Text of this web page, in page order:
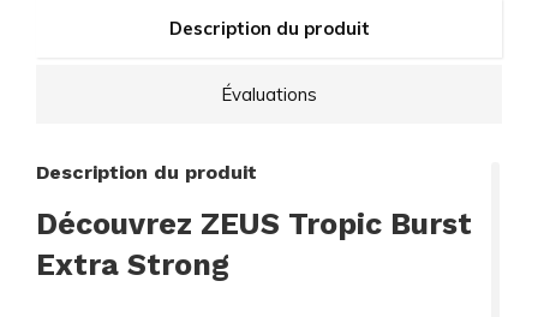
Description du produit
Évaluations
Description du produit
Découvrez ZEUS Tropic Burst
Extra Strong